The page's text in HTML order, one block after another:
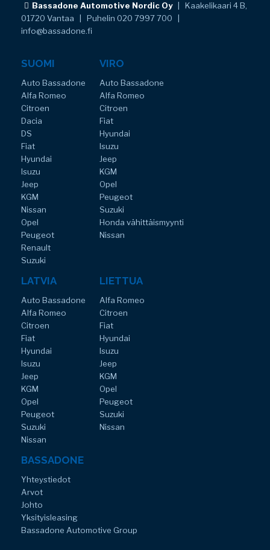
Bassadone Automotive Nordic Oy| Kaakelikaari 4 B,
01720 Vantaa | Puhelin 020 7997 700 |
info@bassadone.fi
SUOMI
Auto Bassadone
Alfa Romeo
Citroen
Dacia
DS
Fiat
Hyundai
Isuzu
Jeep
KGM
Nissan
Opel
Peugeot
Renault
Suzuki
VIRO
Auto Bassadone
Alfa Romeo
Citroen
Fiat
Hyundai
Isuzu
Jeep
KGM
Opel
Peugeot
Suzuki
Honda vähittäismyynti
Nissan
LATVIA
Auto Bassadone
Alfa Romeo
Citroen
Fiat
Hyundai
Isuzu
Jeep
KGM
Opel
Peugeot
Suzuki
Nissan
LIETTUA
Alfa Romeo
Citroen
Fiat
Hyundai
Isuzu
Jeep
KGM
Opel
Peugeot
Suzuki
Nissan
BASSADONE
Yhteystiedot
Arvot
Johto
Yksityisleasing
Bassadone Automotive Group